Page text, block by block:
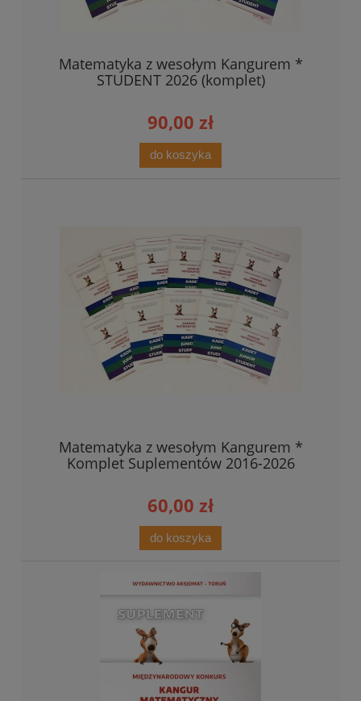
Matematyka z wesołym Kangurem *
STUDENT 2026 (komplet)
90,00 zł
do koszyka
Matematyka z wesołym Kangurem *
Komplet Suplementów 2016-2026
60,00 zł
do koszyka